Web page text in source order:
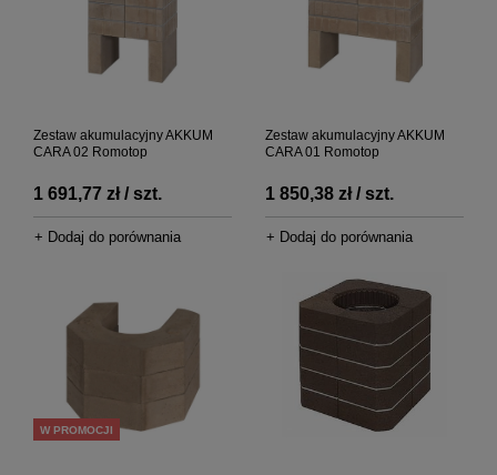
Zestaw akumulacyjny AKKUM
CARA 02 Romotop
1 691,77 zł / szt.
+ Dodaj do porównania
Zestaw akumulacyjny AKKUM
CARA 01 Romotop
1 850,38 zł / szt.
+ Dodaj do porównania
W PROMOCJI